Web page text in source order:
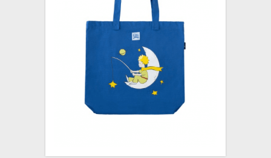
TCG & BOARDGAME HUB
VÝKUP HER (BAZAR)